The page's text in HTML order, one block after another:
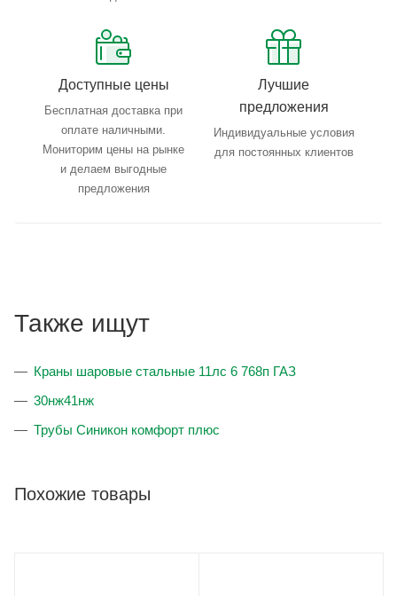
Доступные цены
Бесплатная доставка при
оплате наличными.
Мониторим цены на рынке
и делаем выгодные
предложения
Лучшие
предложения
Индивидуальные условия
для постоянных клиентов
Также ищут
Краны шаровые стальные 11лс 6 768п ГАЗ
30нж41нж
Трубы Синикон комфорт плюс
Похожие товары